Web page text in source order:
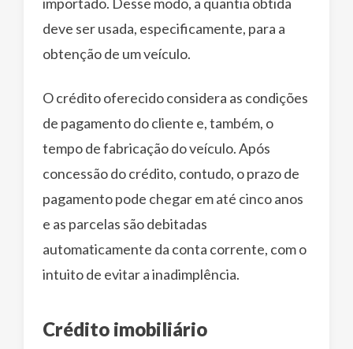
deve ser usada, especificamente, para a
obtenção de um veículo.
O crédito oferecido considera as condições
de pagamento do cliente e, também, o
tempo de fabricação do veículo. Após
concessão do crédito, contudo, o prazo de
pagamento pode chegar em até cinco anos
e as parcelas são debitadas
automaticamente da conta corrente, com o
intuito de evitar a inadimplência.
Crédito imobiliário